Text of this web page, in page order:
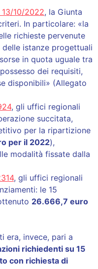
13/10/2022, la Giunta
In particolare: «la
richieste pervenute
istanze progettuali
in quota uguale tra
dei requisiti,
disponibili» (Allegato
, gli uffici regionali
succitata,
per la ripartizione
per il 2022),
modalità fissate dalla
, gli uffici regionali
le 15
26.666,7 euro
era, invece, pari a
richiedenti su 15
con richiesta di